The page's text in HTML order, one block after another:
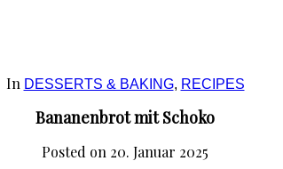
In DESSERTS & BAKING, RECIPES
Bananenbrot mit Schoko
Posted on 20. Januar 2025